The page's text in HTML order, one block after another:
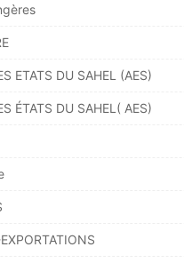
ETATS DU SAHEL (AES)
ÉTATS DU SAHEL( AES)